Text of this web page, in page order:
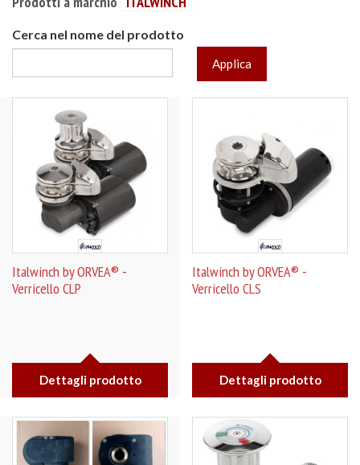
Cerca nel nome del prodotto
Applica
Italwinch by ORVEA® -
Verricello CLP
Dettagli prodotto
Italwinch by ORVEA® -
Verricello CLS
Dettagli prodotto